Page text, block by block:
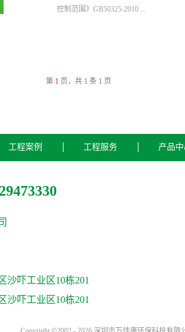
控制范围》GB50325-2010 ...
第 1 页，共 1 条 1 页
工程案例 工程服务 产品
沙吓工业区10栋201
沙吓工业区10栋201